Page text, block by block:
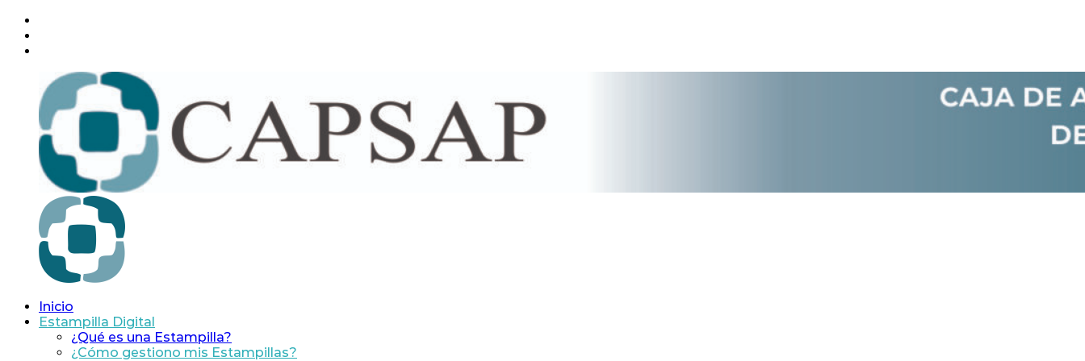
Saltar
contenido
C.A.P.S.A.P.
Caja
Asistencia
Inicio
Estampilla Digital
¿Qué es una Estampilla?
¿Cómo gestiono mis Estampillas?